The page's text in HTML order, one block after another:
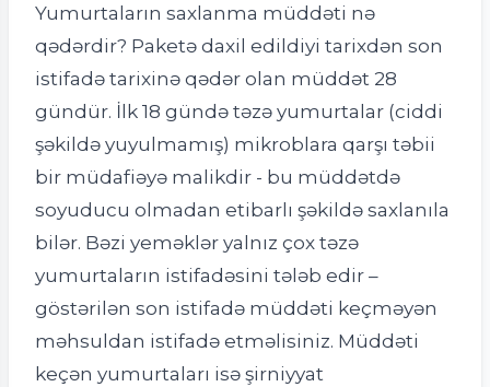
Yumurtaların saxlanma müddəti nə
qədərdir? Paketə daxil edildiyi tarixdən son
istifadə tarixinə qədər olan müddət 28
gündür. İlk 18 gündə təzə yumurtalar (ciddi
şəkildə yuyulmamış) mikroblara qarşı təbii
bir müdafiəyə malikdir - bu müddətdə
soyuducu olmadan etibarlı şəkildə saxlanıla
bilər. Bəzi yeməklər yalnız çox təzə
yumurtaların istifadəsini tələb edir –
göstərilən son istifadə müddəti keçməyən
məhsuldan istifadə etməlisiniz. Müddəti
keçən yumurtaları isə şirniyyat